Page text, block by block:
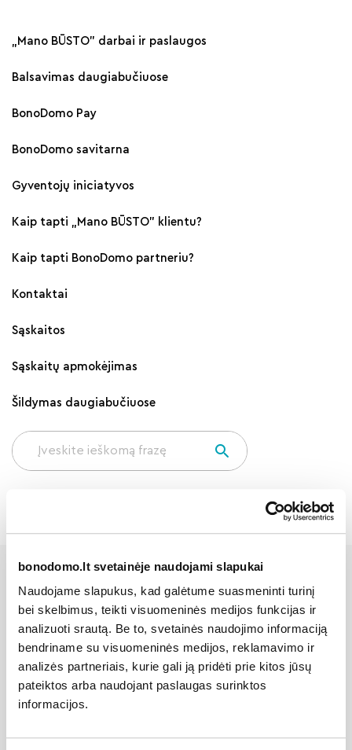
bonodomo.lt svetainėje naudojami slapukai
Naudojame slapukus, kad galėtume suasmeninti turinį
bei skelbimus, teikti visuomeninės medijos funkcijas ir
analizuoti srautą. Be to, svetainės naudojimo informaciją
bendriname su visuomeninės medijos, reklamavimo ir
analizės partneriais, kurie gali ją pridėti prie kitos jūsų
pateiktos arba naudojant paslaugas surinktos
informacijos.
„Mano BŪSTO" darbai ir paslaugos
Balsavimas daugiabučiuose
BonoDomo Pay
BonoDomo savitarna
Gyventojų iniciatyvos
Kaip tapti „Mano BŪSTO" klientu?
Kaip tapti BonoDomo partneriu?
Kontaktai
Sąskaitos
Sąskaitų apmokėjimas
Šildymas daugiabučiuose
Kiti šios kategorijos
klausimai
Kodėl sąskaitą už bendrojo naudojimo